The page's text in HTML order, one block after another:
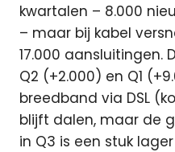
kwartalen – 8.000
– maar bij kabel
17.000 aansluitingen.
Q2 (+2.000) en Q1
breedband via DSL
blijft dalen, maar de
in Q3 is een stuk